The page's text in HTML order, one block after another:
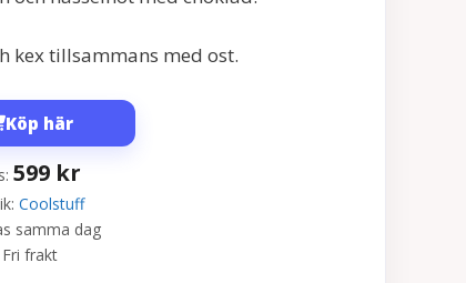
kex tillsammans med ost.
Köp här
599 kr
Coolstuff
samma dag
Fri frakt